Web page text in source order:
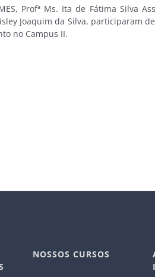
Profª Ms. Ita de Fátima Silva
Joaquim da Silva, participaram
no Campus II.
NOSSOS CURSOS